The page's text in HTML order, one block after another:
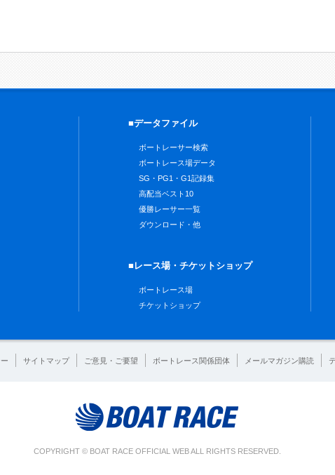
■データファイル
ボートレーサー検索
ボートレース場データ
SG・PG1・G1記録集
高配当ベスト10
優勝レーサー一覧
ダウンロード・他
■レース場・チケットショップ
ボートレース場
チケットショップ
サイトマップ ご意見・ご要望 ボートレース関係団体 メールマガジン購読
COPYRIGHT © BOAT RACE OFFICIAL WEB ALL RIGHTS RESERVED.